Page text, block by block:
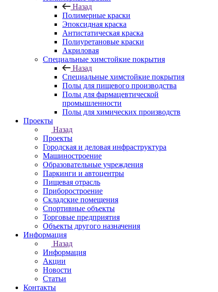
Назад
Полимерные краски
Эпоксидная краска
Антистатическая краска
Полиуретановые краски
Акриловая
Специальные химстойкие покрытия
Назад
Специальные химстойкие покрытия
Полы для пищевого производства
Полы для фармацевтической
промышленности
Полы для химических производств
Проекты
Назад
Проекты
Городская и деловая инфраструктура
Машиностроение
Образовательные учреждения
Паркинги и автоцентры
Пищевая отрасль
Приборостроение
Складские помещения
Спортивные объекты
Торговые предприятия
Объекты другого назначения
Информация
Назад
Информация
Акции
Новости
Статьи
Контакты